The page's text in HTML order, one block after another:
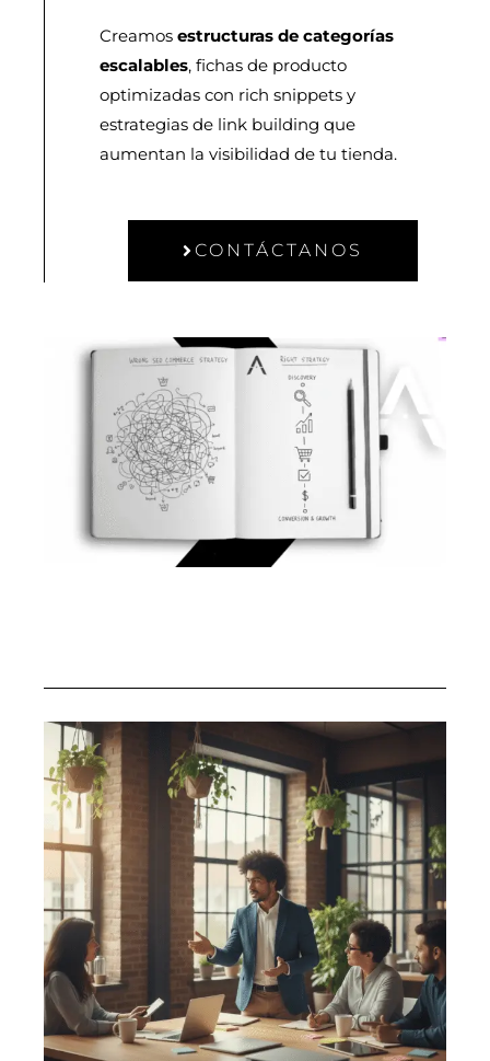
Creamosestructuras de categorías
escalables, fichas de producto
optimizadas con rich snippets y
estrategias de link building que
aumentan la visibilidad de tu tienda.
CONTÁCTANOS